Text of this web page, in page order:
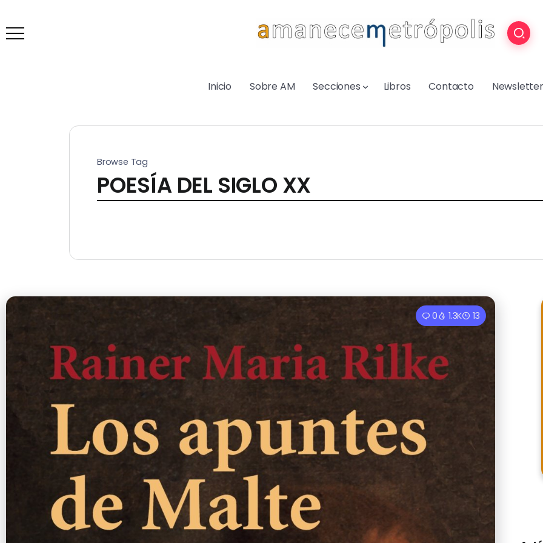
Inicio Sobre AM Secciones Libros Contacto Newsletter
Browse Tag
POESÍA DEL SIGLO XX
0 1.3K 13